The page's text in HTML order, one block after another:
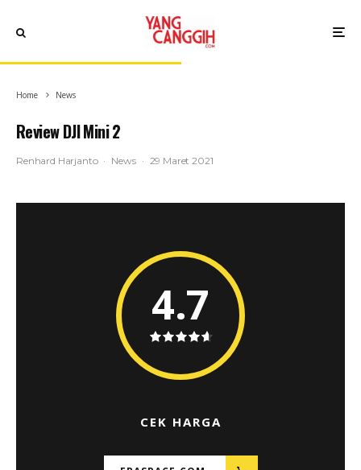
Home News
Review DJI Mini 2
Renhard Harjanto · News · 29 Maret 2021
4.7
CEK HARGA